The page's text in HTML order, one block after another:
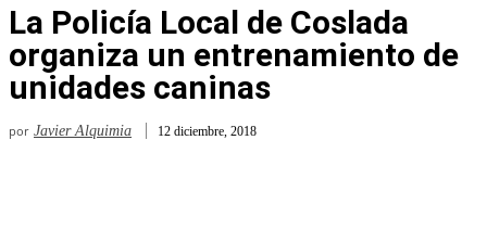
La Policía Local de Coslada
organiza un entrenamiento de
unidades caninas
por Javier Alquimia 12 diciembre, 2018